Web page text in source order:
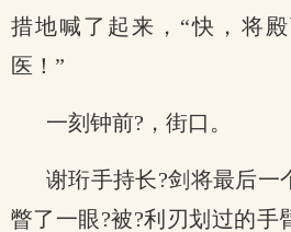
措地喊了起来，“快，将
医！”
一刻钟前?，街口。
谢珩手持长?剑将最后一
瞥了一眼?被?利刃划过的手